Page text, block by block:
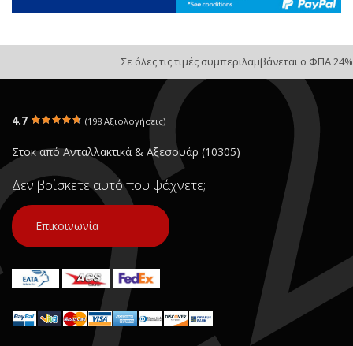
Σε όλες τις τιμές συμπεριλαμβάνεται ο ΦΠΑ 24%
4.7 (198 Αξιολογήσεις)
Στοκ από Ανταλλακτικά & Αξεσουάρ (10305)
Δεν βρίσκετε αυτό που ψάχνετε;
Επικοινωνία